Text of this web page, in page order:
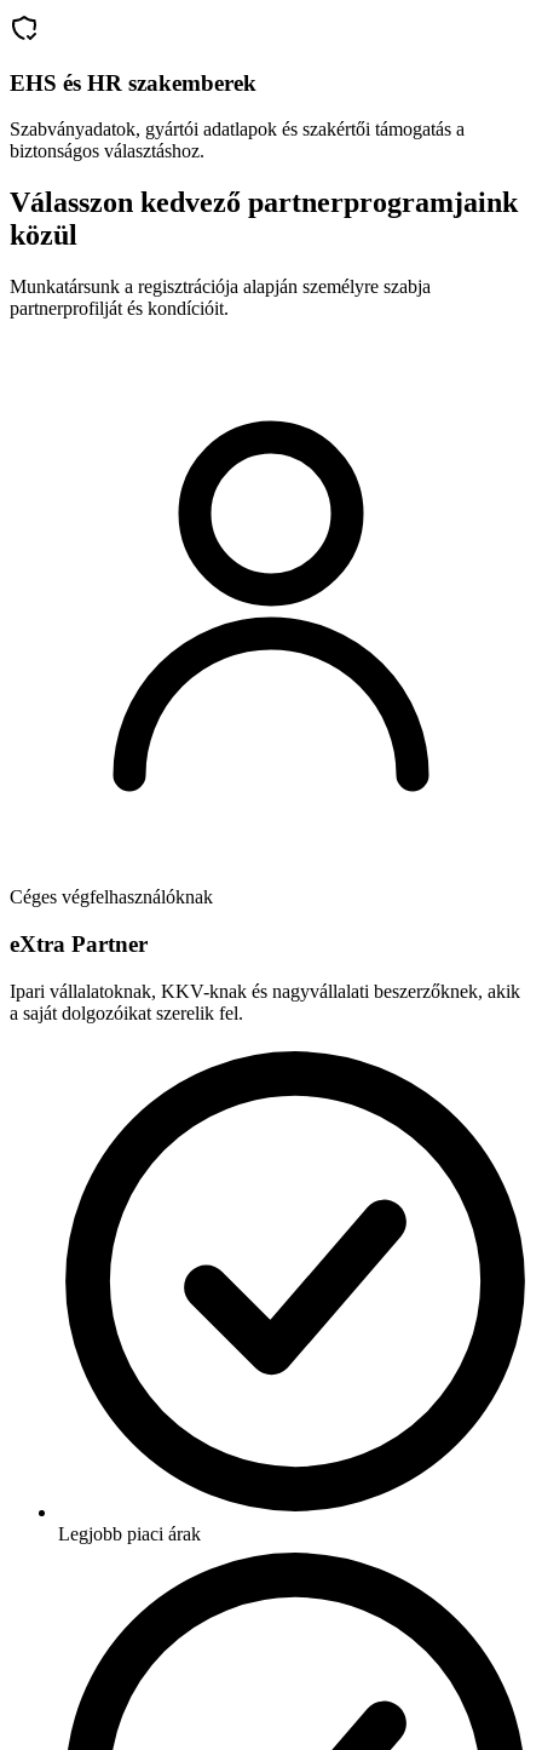
EHS és HR szakemberek
Szabványadatok, gyártói adatlapok és szakértői támogatás a
biztonságos választáshoz.
Válasszon kedvező partnerprogramjaink
közül
Munkatársunk a regisztrációja alapján személyre szabja
partnerprofilját és kondícióit.
Céges végfelhasználóknak
eXtra Partner
Ipari vállalatoknak, KKV-knak és nagyvállalati beszerzőknek, akik
a saját dolgozóikat szerelik fel.
Legjobb piaci árak